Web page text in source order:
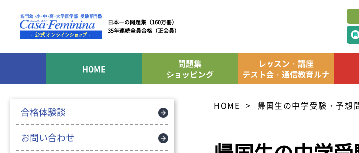
日本一の問題集（160万冊）
35年連続全員合格（正会員）
HOME
問題集
ショッピング
レッスン・講座
テスト会・通信教育ルナ
HOME 帰国生の中学受験・予想
合格体験談
お問い合わせ